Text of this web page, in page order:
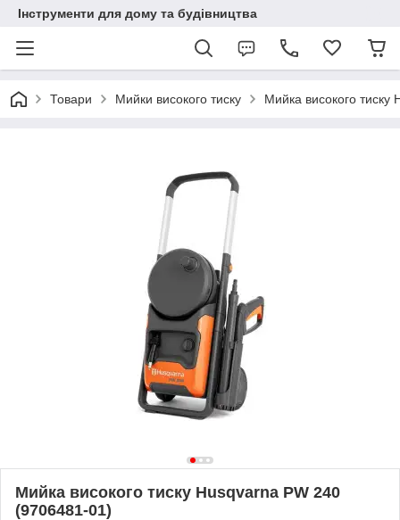
Інструменти для дому та будівництва
Товари Мийки високого тиску Мийка високого
Мийка високого тиску Husqvarna PW 240
(9706481-01)